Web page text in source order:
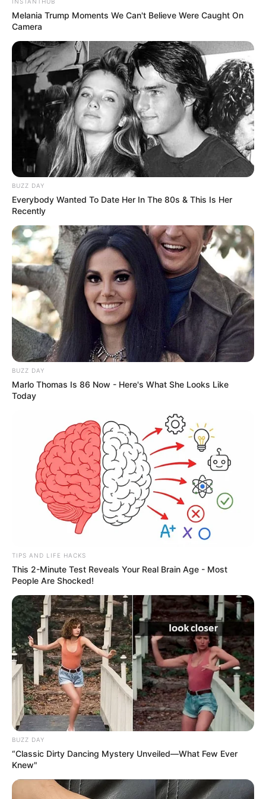
Melania Trump Moments We Can't Believe Were Caught On
Camera
BUZZ DAY
Everybody Wanted To Date Her In The 80s & This Is Her
Recently
BUZZ DAY
Marlo Thomas Is 86 Now - Here's What She Looks Like
Today
TIPS AND LIFE HACKS
This 2-Minute Test Reveals Your Real Brain Age - Most
People Are Shocked!
BUZZ DAY
“Classic Dirty Dancing Mystery Unveiled—What Few Ever
Knew"